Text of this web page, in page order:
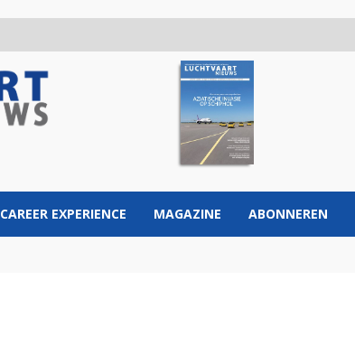
CAREER EXPERIENCE MAGAZINE ABONNEREN